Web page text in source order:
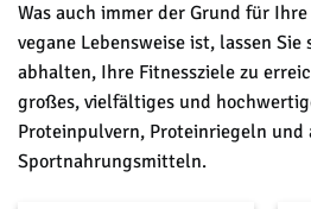
Was auch immer der Grund für
vegane Lebensweise ist, lassen
abhalten, Ihre Fitnessziele zu
großes, vielfältiges und
Proteinpulvern, Proteinriegeln
Sportnahrungsmitteln.